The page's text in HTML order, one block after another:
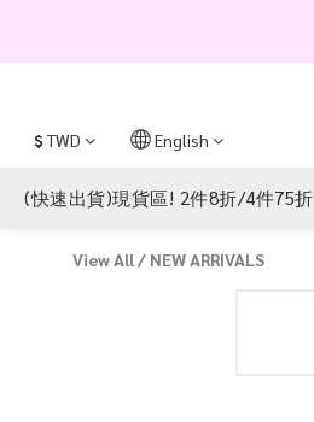
$TWD English
(快速出貨)現貨區! 2件8折/4件75折
View All/ NEW ARRIVALS